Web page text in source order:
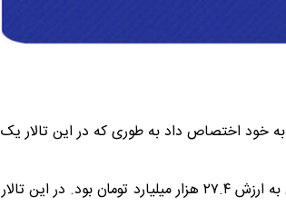
به خود اختصاص داد به طوری که در این تالار یک
در هفته گذشته تالار محصولات صنعتی و معدنی نیز شاهد معامله ۷۱۴ هزار و ۴۲۴ تن محصول به ارزش ۲۷.۴ هزار میلیارد تومان بود. در این تالار